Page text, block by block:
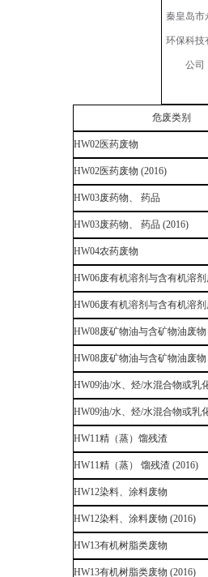
秦皇岛市
环保科技
公司
危废类别
HW02医药废物
HW02医药废物 (2016)
HW03废药物、 药品
HW03废药物、 药品 (2016)
HW04农药废物
HW06废有机溶剂与含有机溶剂
HW06废有机溶剂与含有机溶剂
HW08废矿物油与含矿物油废物
HW08废矿物油与含矿物油废物
HW09油/水、烃/水混合物或乳
HW09油/水、烃/水混合物或乳
HW11精（蒸）馏残渣
HW11精（蒸） 馏残渣 (2016)
HW12染料、涂料废物
HW12染料、涂料废物 (2016)
HW13有机树脂类废物
HW13有机树脂类废物 (2016)